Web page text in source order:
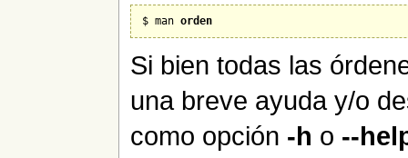
$ man orden
Si bien todas las
una breve ayuda y/o
como opción -h o --